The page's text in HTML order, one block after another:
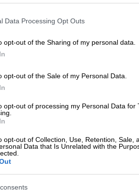
Data Processing Opt Outs
opt-out of the Sharing of my personal data.
opt-out of the Sale of my Personal Data.
opt-out of processing my Personal Data for
opt-out of Collection, Use, Retention, Sale,
Data that Is Unrelated with the
Δεξιά
πολιτικό ανταγωνισμό
στο πολιτικό